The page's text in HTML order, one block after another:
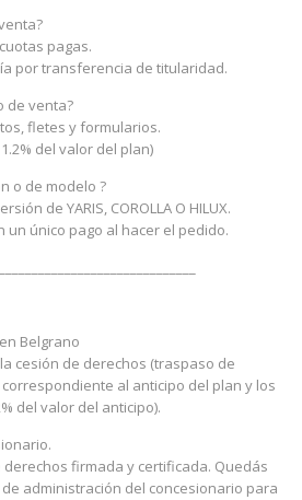
pagas.
por transferencia de titularidad.
de venta?
fletes y formularios.
del valor del plan)
o de modelo ?
de YARIS, COROLLA O HILUX.
único pago al hacer el pedido.
Belgrano
cesión de derechos (traspaso de
al anticipo del plan y los
del valor del anticipo).
firmada y certificada. Quedás
administración del concesionario para